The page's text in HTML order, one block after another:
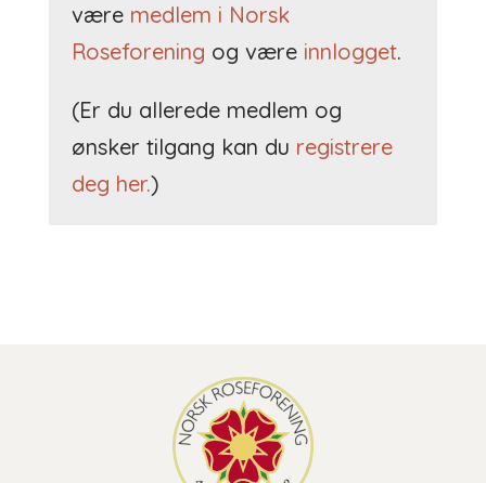
være medlem i Norsk
Roseforening og være innlogget.
(Er du allerede medlem og
ønsker tilgang kan du registrere
deg her.)